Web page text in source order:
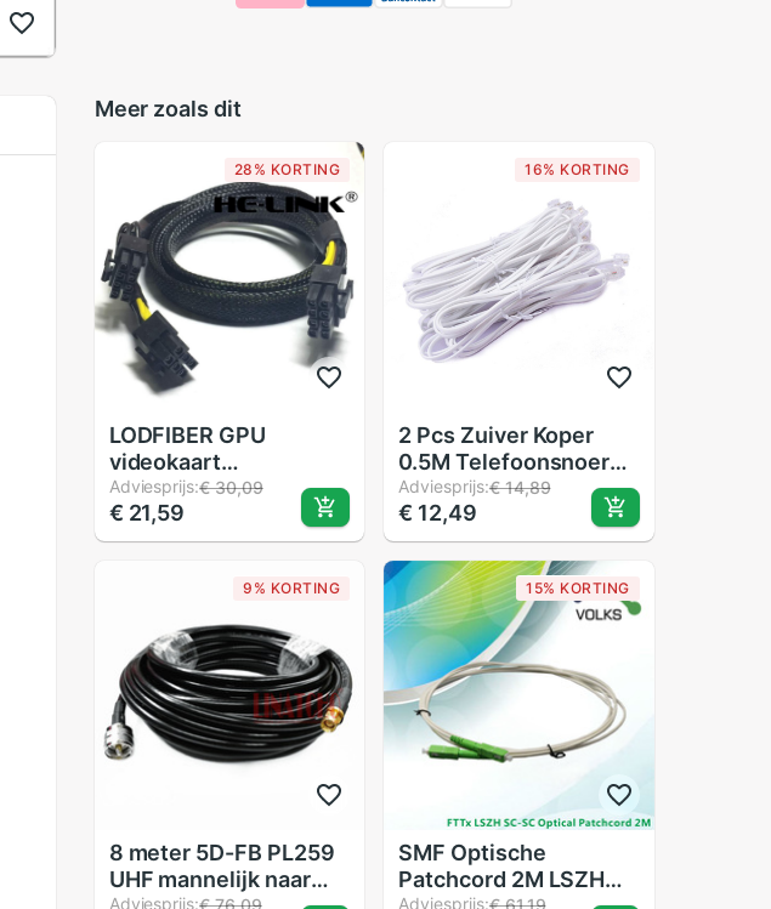
Meer zoals dit
28% KORTING
LODFIBER GPU
videokaart
stroomkabel K2 K1
voor Dell
R730/R720/R730XD
Adviesprijs:€ 30,09
€ 21,59
16% KORTING
2 Pcs Zuiver Koper
0.5M Telefoonsnoer
Kabel Draad
Verbinding 6P4C RJ11
Dsl Modem Fax
Telefoon Om Muur
zwart Voor Telefoon
Adviesprijs:€ 14,89
€ 12,49
9% KORTING
8 meter 5D-FB PL259
UHF mannelijk naar
Adviesprijs:
15% KORTING
SMF Optische
Patchcord 2M LSZH
Adviesprijs: